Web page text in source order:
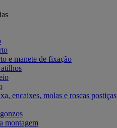
e manete de fixação
encaixes, molas e roscas postiças
montagem